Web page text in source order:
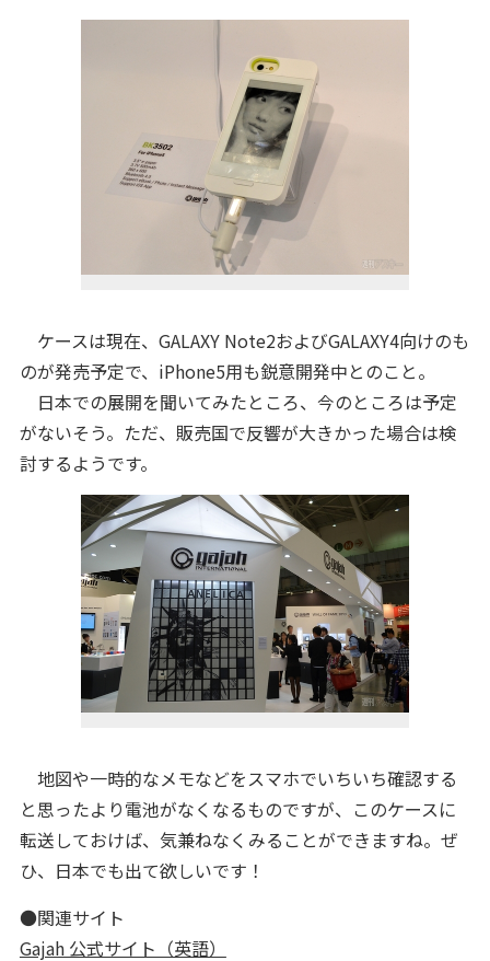
ケースは現在、GALAXY Note2およびGALAXY4向けのも
のが発売予定で、iPhone5用も鋭意開発中とのこと。
日本での展開を聞いてみたところ、今のところは予定
がないそう。ただ、販売国で反響が大きかった場合は検
討するようです。
地図や一時的なメモなどをスマホでいちいち確認する
と思ったより電池がなくなるものですが、このケースに
転送しておけば、気兼ねなくみることができますね。ぜ
ひ、日本でも出て欲しいです！
●関連サイト
Gajah 公式サイト（英語）